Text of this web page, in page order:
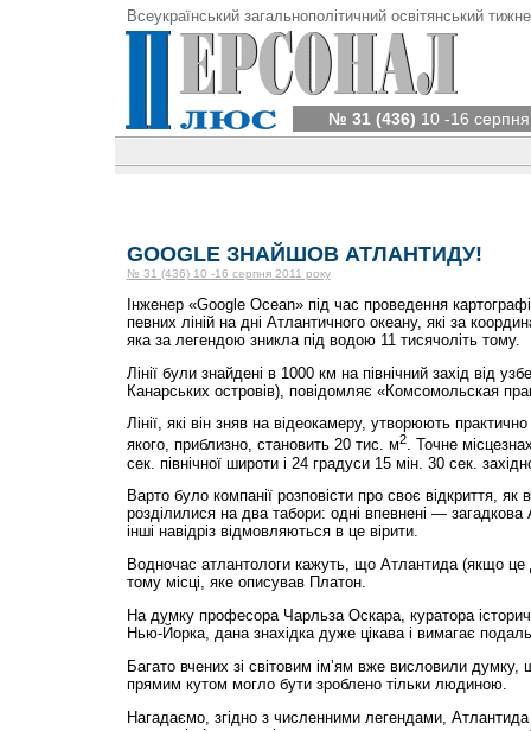
Всеукраїнський загальнополітичний освітянський
№ 31 (436) 10 -16
GOOGLE ЗНАЙШОВ АТЛАНТИДУ!
№ 31 (436) 10 -16 серпня 2011 року
Інженер «Google Ocean» під час проведення
певних ліній на дні Атлантичного океану, які за
яка за легендою зникла під водою 11 тисячоліть тому.
Лінії були знайдені в 1000 км на північний захід від
Канарських островів), повідомляє «Комсомольская
Лінії, які він зняв на відеокамеру, утворюють
якого, приблизно, становить 20 тис. м2. Точне
сек. північної широти і 24 градуси 15 мін. 30 сек.
Варто було компанії розповісти про своє відкриття, як
розділилися на два табори: одні впевнені —
інші навідріз відмовляються в це вірити.
Водночас атлантологи кажуть, що Атлантида (якщо це
тому місці, яке описував Платон.
На думку професора Чарльза Оскара, куратора
Нью-Йорка, дана знахідка дуже цікава і вимагає
Багато вчених зі світовим ім’ям вже висловили думку,
прямим кутом могло бути зроблено тільки людиною.
Нагадаємо, згідно з численними легендами,